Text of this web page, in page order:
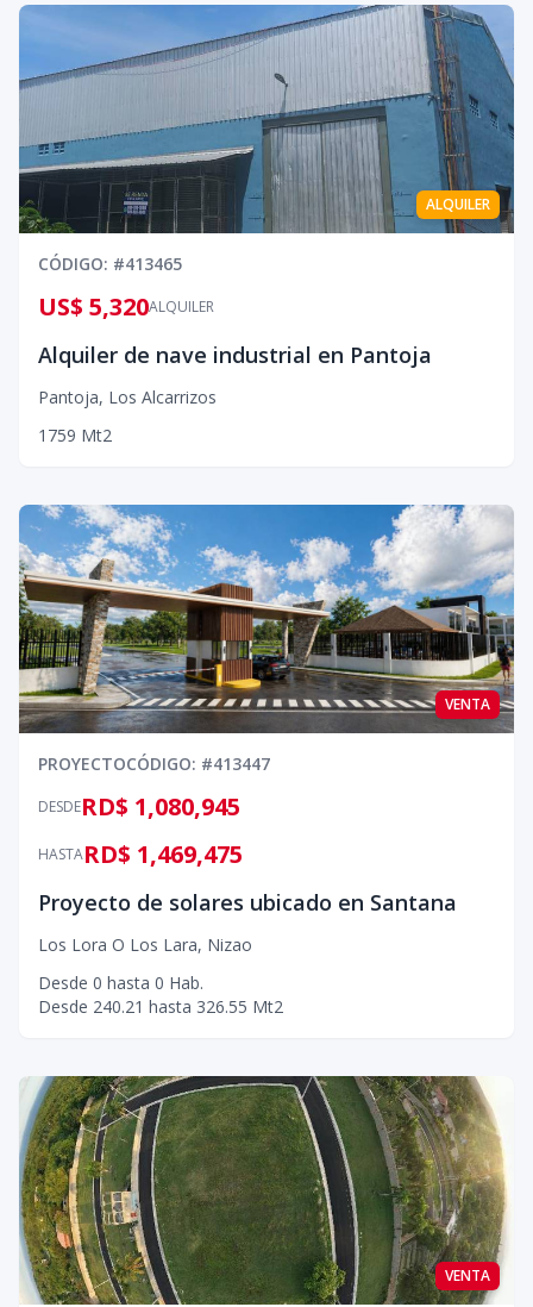
ALQUILER
CÓDIGO: #413465
ALQUILER
US$ 5,320
Alquiler de nave industrial en Pantoja
Pantoja, Los Alcarrizos
1 759 Mt2
VENTA
PROYECTOCÓDIGO: #413447
DESDERD$ 1,080,945
HASTARD$ 1,469,475
Proyecto de solares ubicado en Santana
Los Lora O Los Lara, Nizao
Desde 0 hasta 0 Hab.
Desde 240.21 hasta 326.55 Mt2
VENTA